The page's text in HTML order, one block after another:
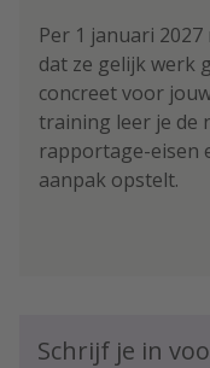
Per 1 januari
dat ze gelijk werk
concreet voor
training leer je de
rapportage-eisen
aanpak opstelt.
Schrijf je in